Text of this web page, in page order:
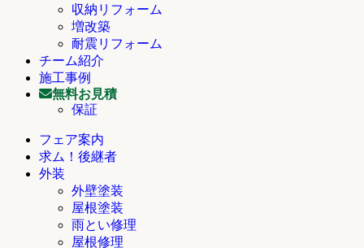
収納リフォーム
増改築
耐震リフォーム
チーム紹介
施工事例
無料お見積
保証
フェア案内
求ム！後継者
外装
外壁塗装
屋根塗装
雨とい修理
屋根修理